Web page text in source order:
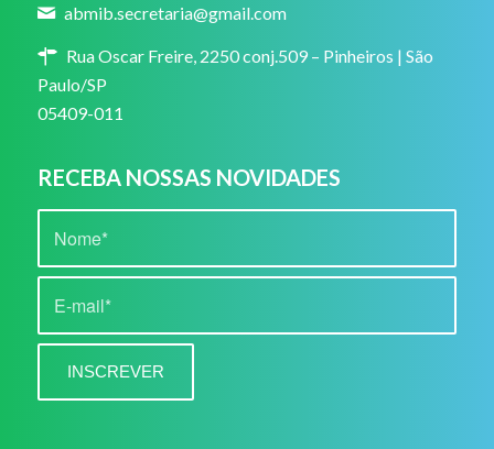
abmib.secretaria@gmail.com
Rua Oscar Freire, 2250 conj.509 – Pinheiros | São
Paulo/SP
05409-011
RECEBA NOSSAS NOVIDADES